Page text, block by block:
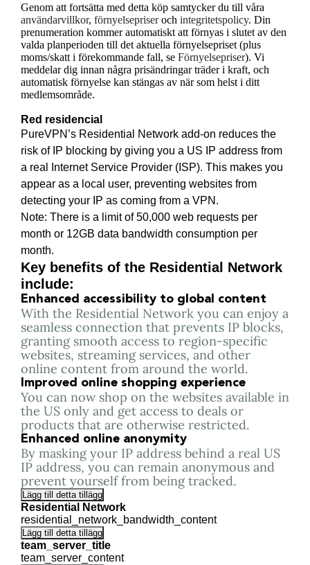
Genom att fortsätta med detta köp samtycker du till våra
användarvillkor, förnyelsepriseroch integritetspolicy. Din
prenumeration kommer automatiskt att förnyas i slutet av den
valda planperioden till det aktuella förnyelsepriset (plus
moms/skatt i förekommande fall, se Förnyelsepriser). Vi
meddelar dig innan några prisändringar träder i kraft, och
automatisk förnyelse kan stängas av när som helst i ditt
medlemsområde.
Red residencial
PureVPN’s Residential Network add-on reduces the
risk of IP blocking by giving you a US IP address from
a real Internet Service Provider (ISP). This makes you
appear as a local user, preventing websites from
detecting your IP as coming from a VPN.
Note: There is a limit of 50,000 web requests per
month or 12GB data bandwidth consumption per
month.
Key benefits of the Residential Network
include:
Enhanced accessibility to global content
With the Residential Network you can enjoy a
seamless connection that prevents IP blocks,
granting smooth access to region-specific
websites, streaming services, and other
online content from around the world.
Improved online shopping experience
You can now shop on the websites available in
the US only and get access to deals or
products that are otherwise restricted.
Enhanced online anonymity
By masking your IP address behind a real US
IP address, you can remain anonymous and
prevent yourself from being tracked.
Lägg till detta tillägg
Residential Network
residential_network_bandwidth_content
Lägg till detta tillägg
team_server_title
team_server_content